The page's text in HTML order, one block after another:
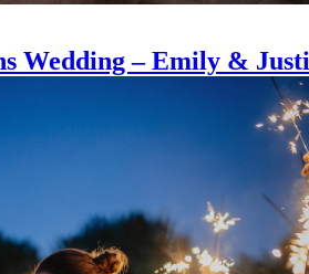
Wedding – Emily &